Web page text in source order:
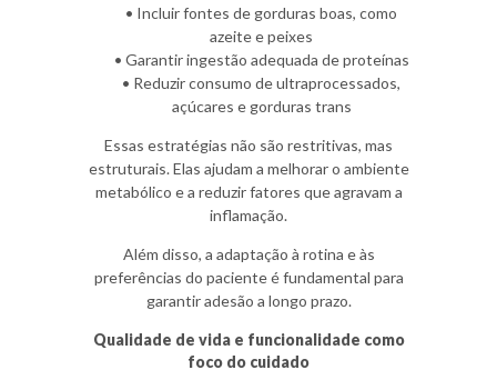
• Incluir fontes de gorduras boas, como
azeite e peixes
• Garantir ingestão adequada de proteínas
• Reduzir consumo de ultraprocessados,
açúcares e gorduras trans
Essas estratégias não são restritivas, mas
estruturais. Elas ajudam a melhorar o ambiente
metabólico e a reduzir fatores que agravam a
inflamação.
Além disso, a adaptação à rotina e às
preferências do paciente é fundamental para
garantir adesão a longo prazo.
Qualidade de vida e funcionalidade como
foco do cuidado